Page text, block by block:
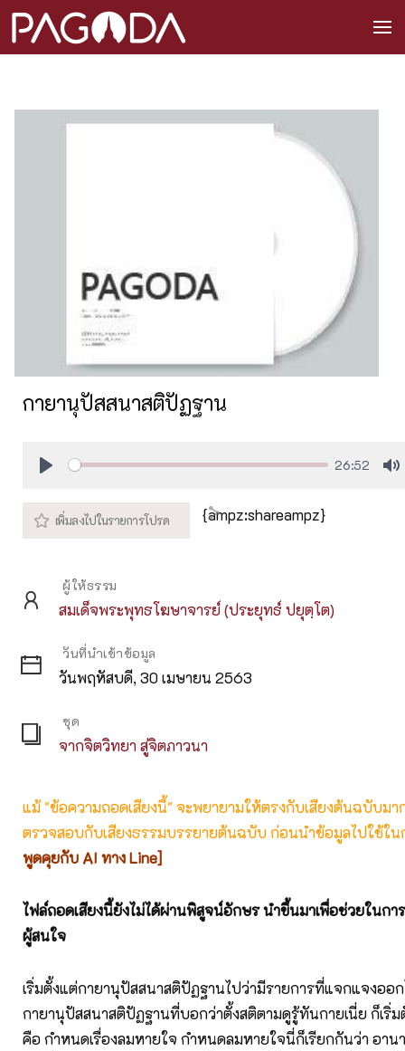
กายานุปัสสนาสติปัฏฐาน
26:52
{ampz:shareampz}
ผู้ให้ธรรม
สมเด็จพระพุทธโฆษาจารย์ (ประยุทธ์ ปยุตฺโต)
วันที่นำเข้าข้อมูล
วันพฤหัสบดี, 30 เมษายน 2563
ชุด
จากจิตวิทยา สู่จิตภาวนา
แม้ "ข้อความถอดเสียงนี้" จะพยายามให้ตรงกับเสียงต้นฉบับม
ตรวจสอบกับเสียงธรรมบรรยายต้นฉบับ ก่อนนำข้อมูลไปใช้ใน
พูดคุยกับ AI ทาง Line]
ไฟล์ถอดเสียงนี้ยังไม่ได้ผ่านพิสูจน์อักษร นำขึ้นมาเพื่อช่วยในก
ผู้สนใจ
เริ่มตั้งแต่กายานุปัสสนาสติปัฏฐานไปว่ามีรายการที่แจกแจงออก
กายานุปัสสนาสติปัฏฐานที่บอกว่าตั้งสติตามดูรู้ทันกายเนี่ย ก็เริ่
คือ กำหนดเรื่องลมหายใจ กำหนดลมหายใจนี่ก็เรียกกันว่า อา